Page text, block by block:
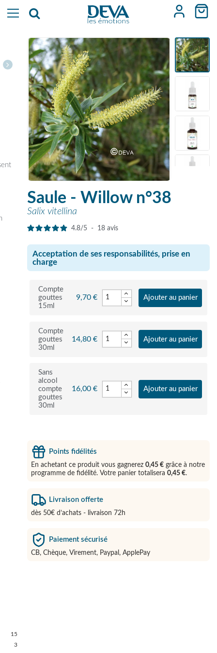
Saule - Willow n°38
Salix vitellina
4.8/5 - 18avis
Acceptation de ses responsabilités, prise en
charge
Compte
gouttes
15ml
9,70 € Ajouter au panier
Compte
gouttes
30ml
14,80 € Ajouter au panier
Sans
alcool
compte
gouttes
30ml
16,00 € Ajouter au panier
Points fidélités
En achetant ce produit vous gagnerez0,45 € grâce à notre
programme de fidélité. Votre panier totalisera0,45 €.
Livraison offerte
dès 50€ d’achats - livraison 72h
Paiement sécurisé
CB, Chèque, Virement, Paypal, ApplePay
15
3